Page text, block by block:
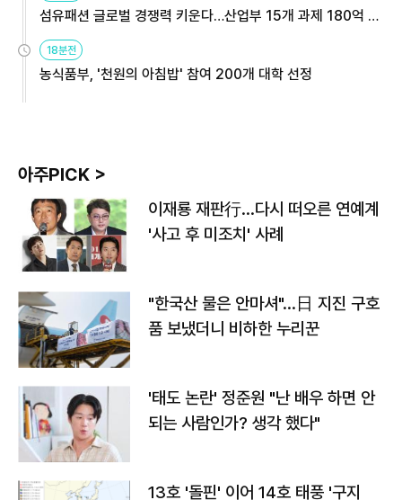
섬유패션 글로벌 경쟁력 키운다…산업부 15개 과제 180억 지
원
18분전
농식품부, '천원의 아침밥' 참여 200개 대학 선정
아주PICK >
이재룡 재판行…다시 떠오른 연예계
'사고 후 미조치' 사례
"한국산 물은 안마셔"…日 지진 구호
품 보냈더니 비하한 누리꾼
'태도 논란' 정준원 "난 배우 하면 안
되는 사람인가? 생각 했다"
13호 '돌핀' 이어 14호 태풍 '구지